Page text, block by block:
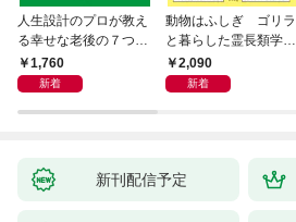
人生設計のプロが教え
る幸せな老後の７つの
条件1,760
新着
動物はふしぎ ゴリラ
と暮らした霊長類学者
と、アザラシと泳いだ
獣医が語り合う
2,090
新着
新刊配信予定